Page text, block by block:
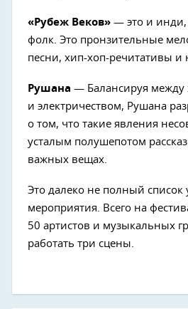
«Рубеж Веков» — это и инди,
фолк. Это пронзительные
песни, хип-хоп-речитативы и
Рушана — Балансируя между
и электричеством, Рушана
о том, что такие явления
усталым полушепотом
важных вещах.
Это далеко не полный список
мероприятия. Всего на
50 артистов и музыкальных
работать три сцены.